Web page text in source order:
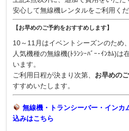
安心して無線機レンタルをご利用くだ
【お早めのご予約をおすすめします】
10～11月はイベントシーズンのため、
人気機種の無線機(ﾄﾗﾝｼｰﾊﾞｰ･ｲﾝｶﾑ)
います。
ご利用日程が決まり次第、 お早めの
すすめいたします。
無線機・トランシーバー・インカ
込みはこちら